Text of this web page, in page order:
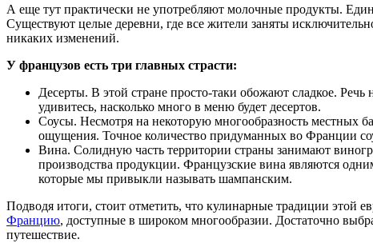
А еще тут практически не употребляют молочные продукты.
Существуют целые деревни, где все жители заняты
никаких изменений.
У французов есть три главных страсти:
Десерты. В этой стране просто-таки обожают сладкое.
удивитесь, насколько много в меню будет десертов.
Соусы. Несмотря на некоторую многообразность местных
ощущения. Точное количество придуманных во Франции
Вина. Солидную часть территории страны занимают
производства продукции. Французские вина являются
которые мы привыкли называть шампанским.
Подводя итоги, стоит отметить, что кулинарные традиции этой
Францию, доступные в широком многообразии. Достаточно
путешествие.